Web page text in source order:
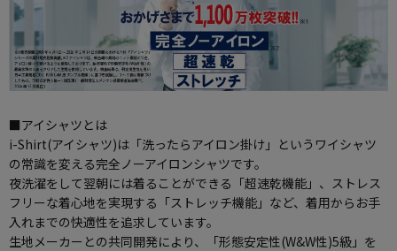
■アイシャツとは
i-Shirt(アイシャツ)は「洗ったらアイロン掛け」というワイシャツ
の常識を変える完全ノーアイロンシャツです。
夜洗濯をして翌朝には着ることができる「超速乾機能」、ストレス
フリーな着心地を実現する「ストレッチ機能」など、着用からお手
入れまでの快適性を追求しています。
生地メーカーとの共同開発により、「形態安定性(W&W性)5級」を